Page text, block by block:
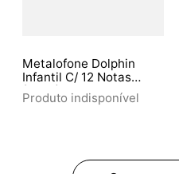
Metalofone Dolphin
Infantil C/ 12 Notas
(8878)
Produto indisponível